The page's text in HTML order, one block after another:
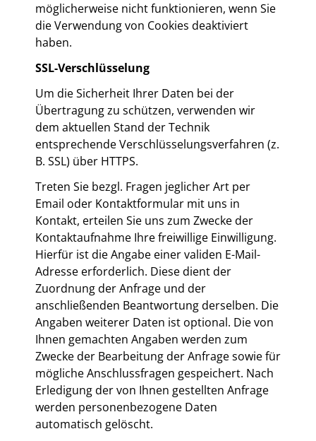
möglicherweise nicht funktionieren, wenn Sie
die Verwendung von Cookies deaktiviert
haben.
SSL-Verschlüsselung
Um die Sicherheit Ihrer Daten bei der
Übertragung zu schützen, verwenden wir
dem aktuellen Stand der Technik
entsprechende Verschlüsselungsverfahren (z.
B. SSL) über HTTPS.
Treten Sie bezgl. Fragen jeglicher Art per
Email oder Kontaktformular mit uns in
Kontakt, erteilen Sie uns zum Zwecke der
Kontaktaufnahme Ihre freiwillige Einwilligung.
Hierfür ist die Angabe einer validen E-Mail-
Adresse erforderlich. Diese dient der
Zuordnung der Anfrage und der
anschließenden Beantwortung derselben. Die
Angaben weiterer Daten ist optional. Die von
Ihnen gemachten Angaben werden zum
Zwecke der Bearbeitung der Anfrage sowie für
mögliche Anschlussfragen gespeichert. Nach
Erledigung der von Ihnen gestellten Anfrage
werden personenbezogene Daten
automatisch gelöscht.